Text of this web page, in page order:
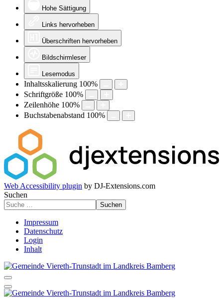
Hohe Sättigung
Links hervorheben
Überschriften hervorheben
Bildschirmleser
Lesemodus
Inhaltsskalierung 100%
Schriftgröße 100%
Zeilenhöhe 100%
Buchstabenabstand 100%
Web Accessibility plugin by DJ-Extensions.com
Suchen
Suchen
Impressum
Datenschutz
Login
Inhalt